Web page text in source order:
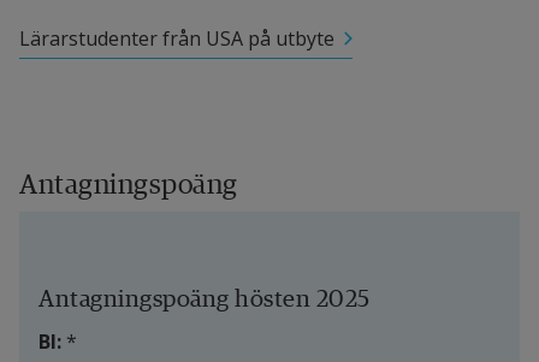
Lärarstudenter från USA på utbyte
Antagningspoäng
Antagningspoäng hösten 2025
BI: *